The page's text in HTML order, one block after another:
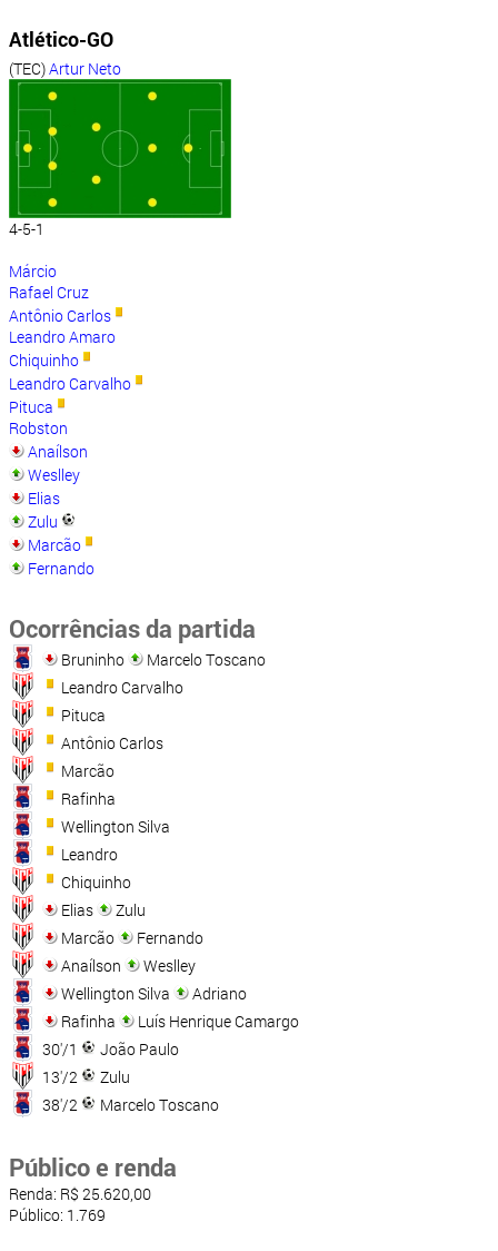
Atlético-GO
(TEC)Artur Neto
4-5-1
Márcio
Rafael Cruz
Antônio Carlos
Leandro Amaro
Chiquinho
Leandro Carvalho
Pituca
Robston
Anaílson
Weslley
Elias
Zulu
Marcão
Fernando
Ocorrências da partida
Bruninho
Marcelo Toscano
Leandro Carvalho
Pituca
Antônio Carlos
Marcão
Rafinha
Wellington Silva
Leandro
Chiquinho
Elias
Zulu
Marcão
Fernando
Anaílson
Weslley
Wellington Silva
Adriano
Rafinha
Luís Henrique Camargo
30'/1
João Paulo
13'/2
Zulu
38'/2
Marcelo Toscano
Público e renda
Renda: R$ 25.620,00
Público: 1.769